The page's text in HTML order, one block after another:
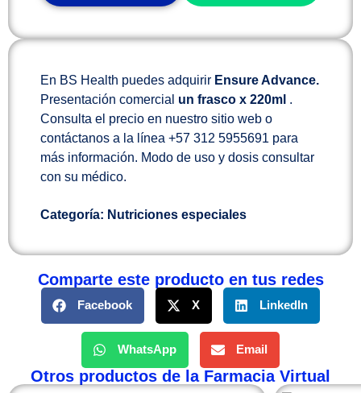
En BS Health puedes adquirir Ensure Advance.
Presentación comercial un frasco x 220ml .
Consulta el precio en nuestro sitio web o
contáctanos a la línea +57 312 5955691 para
más información. Modo de uso y dosis consultar
con su médico.
Categoría: Nutriciones especiales
Comparte este producto en tus redes
Facebook X LinkedIn
WhatsApp Email
Otros productos de la Farmacia Virtual